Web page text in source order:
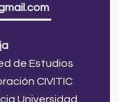
de Estudios
CIVITIC
Universidad